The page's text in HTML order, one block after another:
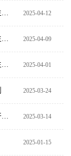
2025-04-12
2025-04-09
2025-04-01
2025-03-24
2025-03-14
2025-01-15